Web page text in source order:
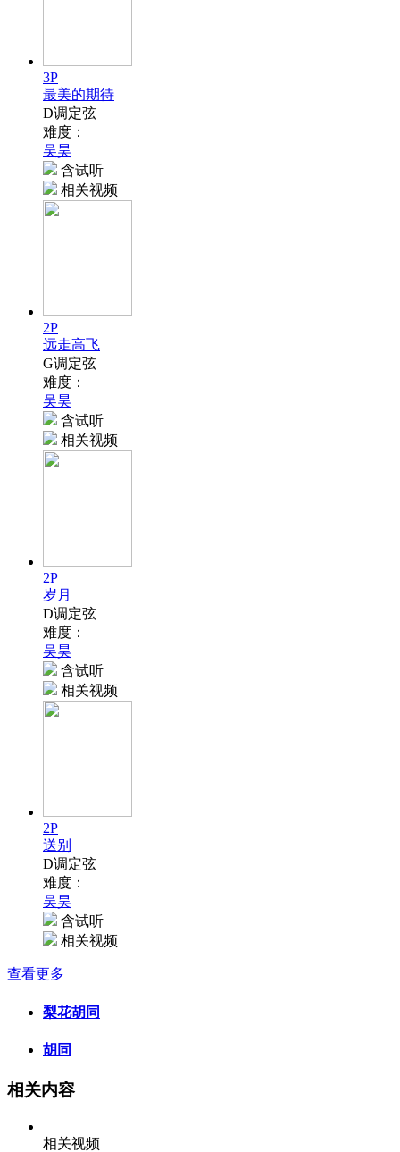
3P
最美的期待
D调定弦
难度：
吴昊
含试听
相关视频
2P
远走高飞
G调定弦
难度：
吴昊
含试听
相关视频
2P
岁月
D调定弦
难度：
吴昊
含试听
相关视频
2P
送别
D调定弦
难度：
吴昊
含试听
相关视频
查看更多
梨花胡同
胡同
相关内容
相关视频